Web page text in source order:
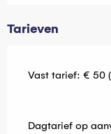
Tarieven
Vast tarief: € 50
Dagtarief op